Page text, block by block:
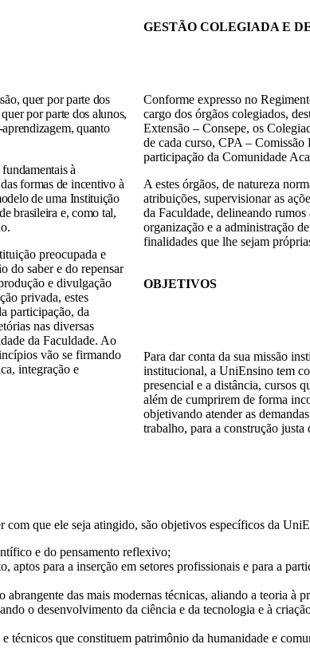
quer por parte dos
por parte dos alunos,
quanto
à
formas de incentivo à
de uma Instituição
brasileira e, como tal,
preocupada e
do saber e do repensar
e divulgação
privada, estes
participação, da
nas diversas
da Faculdade. Ao
vão se firmando
integração e
GESTÃO COLEGIADA E
Conforme expresso no
cargo dos órgãos colegiados,
Extensão – Consepe, os
de cada curso, CPA –
participação da Comunidade
A estes órgãos, de natureza
atribuições, supervisionar as
da Faculdade, delineando
organização e a administração
finalidades que lhe sejam
OBJETIVOS
Para dar conta da sua missão
institucional, a UniEnsino tem
presencial e a distância, cursos
além de cumprirem de forma
objetivando atender as
trabalho, para a construção justa
que ele seja atingido, são objetivos específicos da
e do pensamento reflexivo;
aptos para a inserção em setores profissionais e para a
das mais modernas técnicas, aliando a teoria à
o desenvolvimento da ciência e da tecnologia e à
que constituem patrimônio da humanidade e